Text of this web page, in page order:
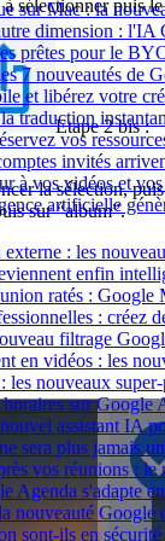
sur Mac : la
dimension :
prêtes pour le
7 nouveautés de
et libérez votre
traduction
vos
invités
à vos vidéos et
artificielle
: les
enfin
ratés :
: créez
filtrage
en vidéos : les
les nouveaux
sur
assistant IA
sera plus jamais
vos réunions :
Agenda s'adapte
nouveauté
sont-ils en
sélectionner puis le
Etape 2 bis :
la sélection, puis
sur “album”.